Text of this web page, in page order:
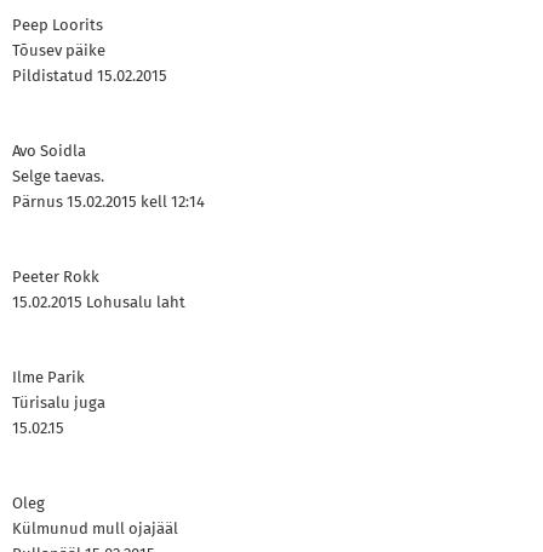
Peep Loorits
Tõusev päike
Pildistatud 15.02.2015
Avo Soidla
Selge taevas.
Pärnus 15.02.2015 kell 12:14
Peeter Rokk
15.02.2015 Lohusalu laht
Ilme Parik
Türisalu juga
15.02.15
Oleg
Külmunud mull ojajääl